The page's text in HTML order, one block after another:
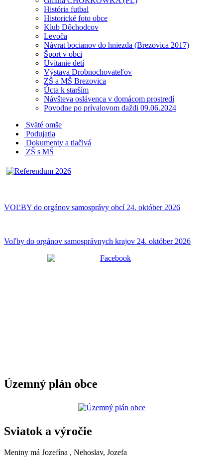
História futbal
Historické foto obce
Klub Dôchodcov
Levoča
Návrat bocianov do hniezda (Brezovica 2017)
Šport v obci
Uvítanie detí
Výstava Drobnochovateľov
ZŠ a MŠ Brezovica
Úcta k starším
Návšteva oslávenca v domácom prostredí
Povodne po prívalovom daždi 09.06.2024
Sväté omše
Podujatia
Dokumenty a tlačivá
ZŠ s MŠ
VOĽBY do orgánov samosprávy obcí 24. október 2026
Voľby do orgánov samosprávnych krajov 24. október 2026
Územný plán obce
Sviatok a výročie
Meniny má Jozefína , Nehoslav, Jozefa